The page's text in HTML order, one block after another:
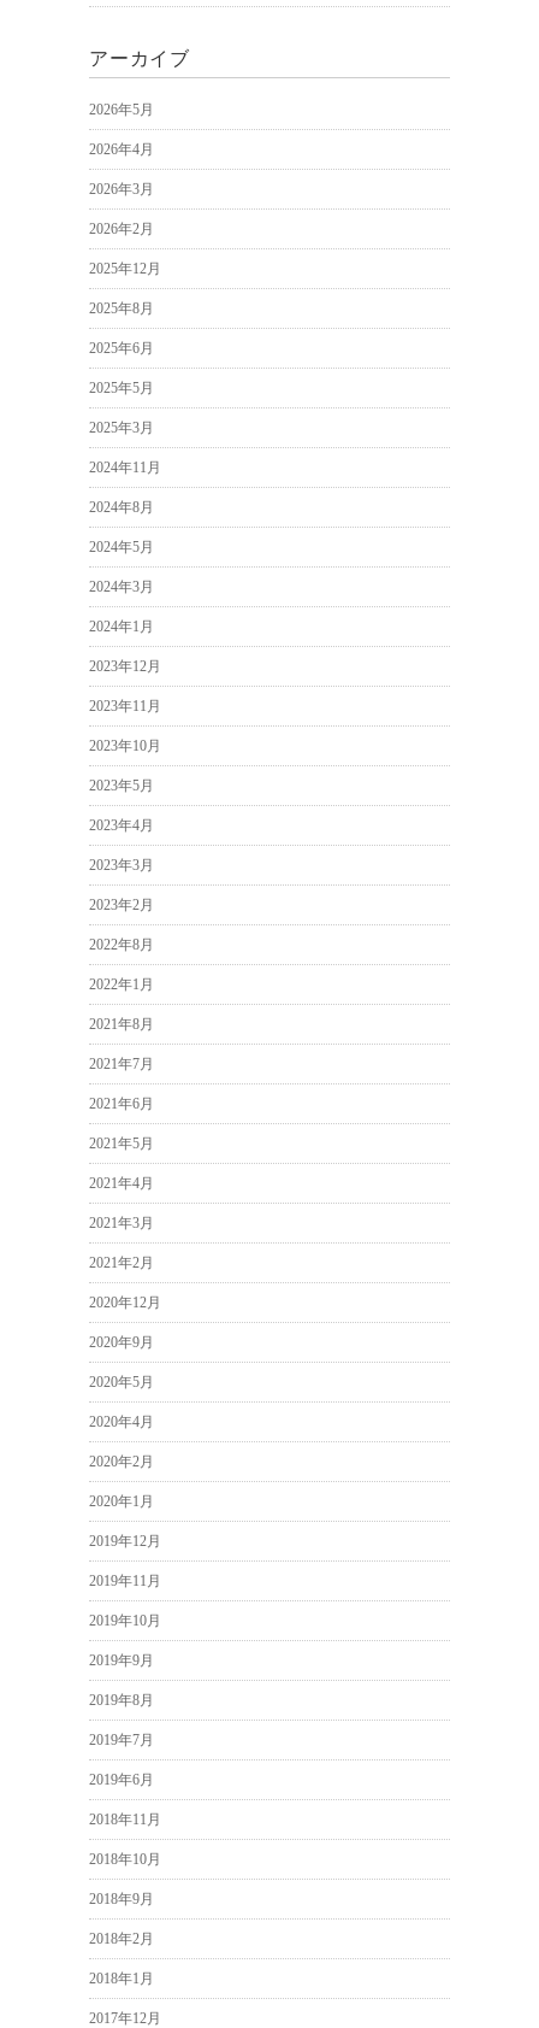
アーカイブ
2026年5月
2026年4月
2026年3月
2026年2月
2025年12月
2025年8月
2025年6月
2025年5月
2025年3月
2024年11月
2024年8月
2024年5月
2024年3月
2024年1月
2023年12月
2023年11月
2023年10月
2023年5月
2023年4月
2023年3月
2023年2月
2022年8月
2022年1月
2021年8月
2021年7月
2021年6月
2021年5月
2021年4月
2021年3月
2021年2月
2020年12月
2020年9月
2020年5月
2020年4月
2020年2月
2020年1月
2019年12月
2019年11月
2019年10月
2019年9月
2019年8月
2019年7月
2019年6月
2018年11月
2018年10月
2018年9月
2018年2月
2018年1月
2017年12月